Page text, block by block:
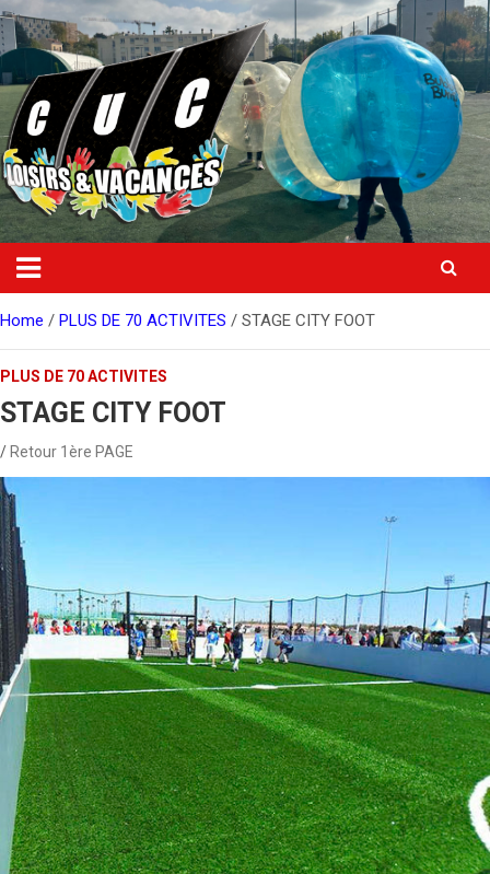
Skip
to
content
Home PLUS DE 70 ACTIVITES STAGE CITY FOOT
PLUS DE 70 ACTIVITES
STAGE CITY FOOT
Retour 1ère PAGE